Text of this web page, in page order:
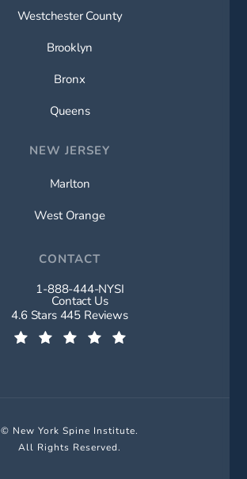
Westchester County
Brooklyn
Bronx
Queens
NEW JERSEY
Marlton
West Orange
CONTACT
Call New York Spine Institute on
1-888-444-NYSI
Contact Us
New York Spine Institute reviews:
4.6 Stars 445 Reviews
© New York Spine Institute.
All Rights Reserved.